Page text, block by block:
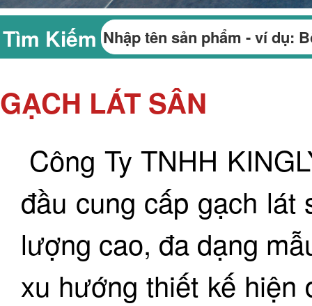
Tìm Kiếm
GẠCH LÁT SÂN
Công Ty TNHH
đầu cung cấp gạch
lượng cao, đa dạng
xu hướng thiết kế hiện